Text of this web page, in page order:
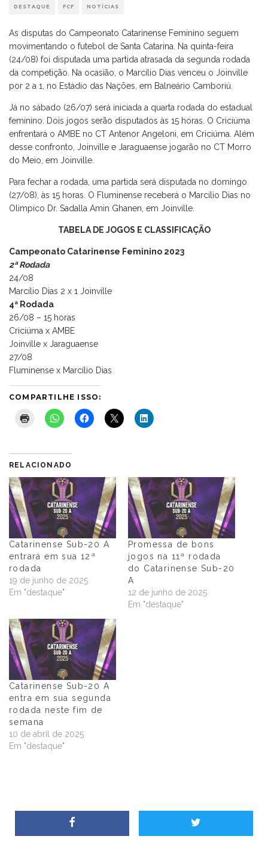
DESTAQUE FCF NOTÍCIAS
As disputas do Campeonato Catarinense Feminino seguem
movimentando o futebol de Santa Catarina. Na quinta-feira
(24/08) foi disputada uma partida atrasada da segunda rodada
da competição. Na ocasião, o Marcílio Dias venceu o Joinville
por 2 a 1, no Estádio das Nações, em Balneário Camboriú.
Já no sábado (26/07) será iniciada a quarta rodada do estadual
feminino. Dois jogos serão disputados às 15 horas. O Criciúma
enfrentará o AMBE no CT Antenor Angeloni, em Criciúma. Além
desse confronto, Joinville e Jaraguaense jogarão no CT Morro
do Meio, em Joinville.
Para fechar a rodada, uma partida será disputada no domingo
(27/08), às 15 horas. O Fluminense receberá o Marcílio Dias no
Olimpico Dr. Sadalla Amin Ghanen, em Joinville.
TABELA DE JOGOS E CLASSIFICAÇÃO
Campeonato Catarinense Feminino 2023
2ª Rodada
24/08
Marcílio Dias 2 x 1 Joinville
4ª Rodada
26/08 – 15 horas
Criciúma x AMBE
Joinville x Jaraguaense
27/08
Fluminense x Marcílio Dias
COMPARTILHE ISSO:
RELACIONADO
Catarinense Sub-20 A
entrará em sua 12ª
rodada
19 de junho de 2025
Em "destaque"
Promessa de bons
jogos na 11ª rodada
do Catarinense Sub-20
A
12 de junho de 2025
Em "destaque"
Catarinense Sub-20 A
entra em sua segunda
rodada neste fim de
semana
10 de abril de 2025
Em "destaque"